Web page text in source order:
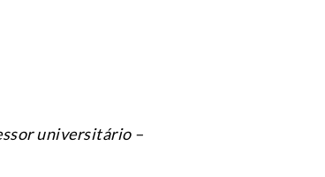
universitário –